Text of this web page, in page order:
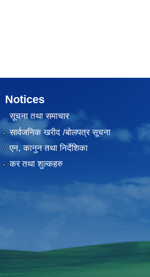
Notices
सूचना तथा समाचार
सार्वजनिक खरीद /बोलपत्र सूचना
एन, कानुन तथा निर्देशिका
कर तथा शुल्कहरु